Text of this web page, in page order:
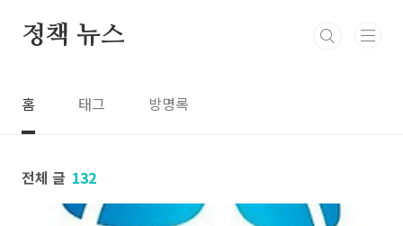
정책 뉴스
홈 태그 방명록
전체 글 132